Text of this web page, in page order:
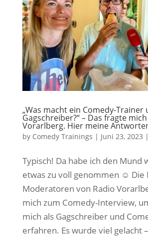
„Was macht ein Comedy-Trainer
Gagschreiber?“ – Das fragte
Vorarlberg. Hier meine
by Comedy Trainings | Juni 23, 2023 |
Typisch! Da habe ich den Mund
etwas zu voll genommen ☺ Die
Moderatoren von Radio
mich zum Comedy-Interview,
mich als Gagschreiber und
erfahren. Es wurde viel gelacht